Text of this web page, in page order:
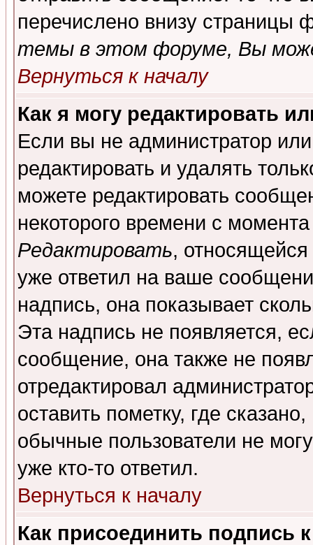
перечислено внизу страницы
темы в этом форуме, Вы
Вернуться к началу
Как я могу редактировать
Если вы не администратор
редактировать и удалять
можете редактировать
некоторого времени с
Редактировать,
уже ответил на ваше
надпись, она показывает
Эта надпись не появляется,
сообщение, она также не
отредактировал
оставить пометку, где
обычные пользователи не
уже кто-то ответил.
Вернуться к началу
Как присоединить подпись